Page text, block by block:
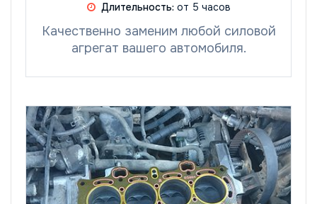
Длительность: от 5 часов
Качественно заменим любой силовой
агрегат вашего автомобиля.